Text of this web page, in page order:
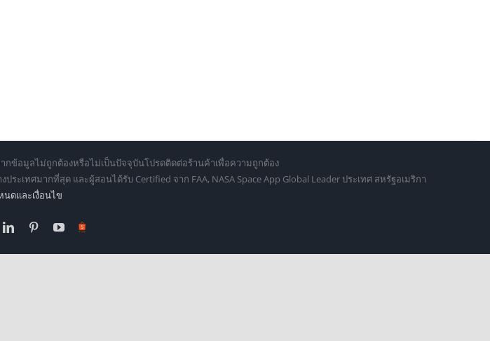
กข้อมูลไม่ถูกต้องหรือไม่เป็นปัจจุบันโปรดติดต่อร้านค้าเพื่อความถูกต้อง
เทศมากที่สุด และผู้สอนได้รับ Certified จาก FAA, NASA Space App Global Leader ประเทศ สหรัฐอเมริกา
ดเเละเงื่อนไข
LinkedInPinterestYouTube
Https://shopee.co.th/oculus.vr.thailand